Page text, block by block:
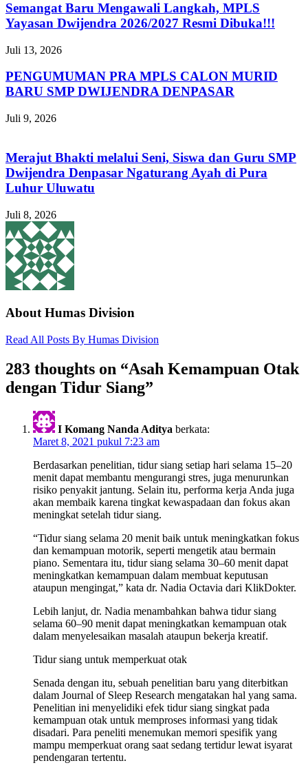
Semangat Baru Mengawali Langkah, MPLS
Yayasan Dwijendra 2026/2027 Resmi Dibuka!!!
Juli 13, 2026
PENGUMUMAN PRA MPLS CALON MURID
BARU SMP DWIJENDRA DENPASAR
Juli 9, 2026
Merajut Bhakti melalui Seni, Siswa dan Guru SMP
Dwijendra Denpasar Ngaturang Ayah di Pura
Luhur Uluwatu
Juli 8, 2026
About Humas Division
Read All Posts By Humas Division
283 thoughts on “Asah Kemampuan Otak
dengan Tidur Siang”
I Komang Nanda Aditya berkata:
Maret 8, 2021 pukul 7:23 am
Berdasarkan penelitian, tidur siang setiap hari selama 15–20
menit dapat membantu mengurangi stres, juga menurunkan
risiko penyakit jantung. Selain itu, performa kerja Anda juga
akan membaik karena tingkat kewaspadaan dan fokus akan
meningkat setelah tidur siang.
“Tidur siang selama 20 menit baik untuk meningkatkan fokus
dan kemampuan motorik, seperti mengetik atau bermain
piano. Sementara itu, tidur siang selama 30–60 menit dapat
meningkatkan kemampuan dalam membuat keputusan
ataupun mengingat,” kata dr. Nadia Octavia dari KlikDokter.
Lebih lanjut, dr. Nadia menambahkan bahwa tidur siang
selama 60–90 menit dapat meningkatkan kemampuan otak
dalam menyelesaikan masalah ataupun bekerja kreatif.
Tidur siang untuk memperkuat otak
Senada dengan itu, sebuah penelitian baru yang diterbitkan
dalam Journal of Sleep Research mengatakan hal yang sama.
Penelitian ini menyelidiki efek tidur siang singkat pada
kemampuan otak untuk memproses informasi yang tidak
disadari. Para peneliti menemukan memori spesifik yang
mampu memperkuat orang saat sedang tertidur lewat isyarat
pendengaran tertentu.